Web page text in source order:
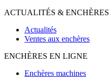
ACTUALITÉS & ENCHÈRES
Actualités
Ventes aux enchères
ENCHÈRES EN LIGNE
Enchères machines